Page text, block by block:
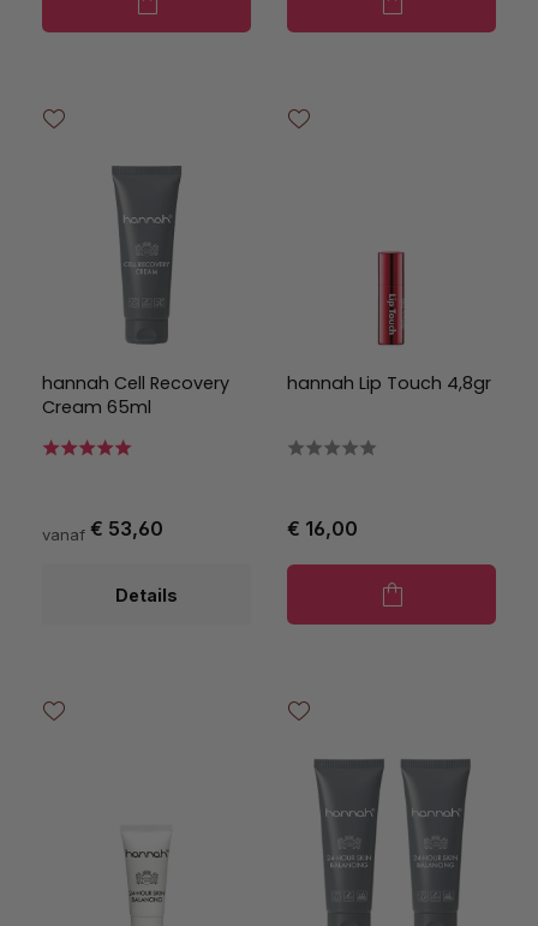
hannah Cell Recovery
Cream 65ml
vanaf € 53,60
Details
hannah Lip Touch 4,8gr
€ 16,00